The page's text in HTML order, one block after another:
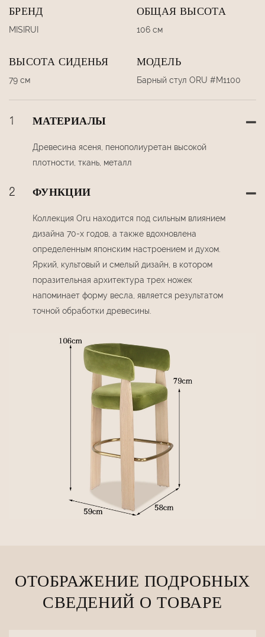
БРЕНД
MISIRUI
ОБЩАЯ ВЫСОТА
106 см
ВЫСОТА СИДЕНЬЯ
79 см
МОДЕЛЬ
Барный стул ORU #M1100
1 МАТЕРИАЛЫ
Древесина ясеня, пенополиуретан высокой
плотности, ткань, металл
2 ФУНКЦИИ
Коллекция Oru находится под сильным влиянием
дизайна 70-х годов, а также вдохновлена ​​
определенным японским настроением и духом.
Яркий, культовый и смелый дизайн, в котором
поразительная архитектура трех ножек
напоминает форму весла, является результатом
точной обработки древесины.
ОТОБРАЖЕНИЕ ПОДРОБНЫХ
СВЕДЕНИЙ О ТОВАРЕ